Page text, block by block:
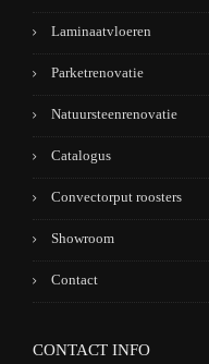
Laminaatvloeren
Parketrenovatie
Natuursteenrenovatie
Catalogus
Convectorput roosters
Showroom
Contact
CONTACT INFO